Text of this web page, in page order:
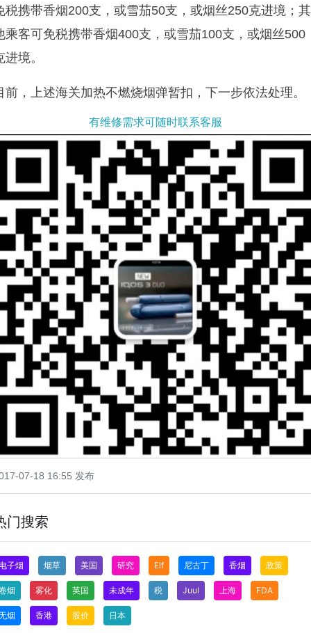
税携带香烟200支，或雪茄50支，或烟丝250克进境；其
乘客可免税携带香烟400支，或雪茄100支，或烟丝500
进境。
前，上述海关加热不燃烧烟弹暂扣，下一步依法处理。
有维修需求可随时联系客服
07-18 16:55 发布
门搜索
子烟 烟草 美国 研究 Elf 尼古丁 香烟 政策
烟 雾化 英国 未成年 税 Juul 上海 FDA
烟 香港 股价 日本